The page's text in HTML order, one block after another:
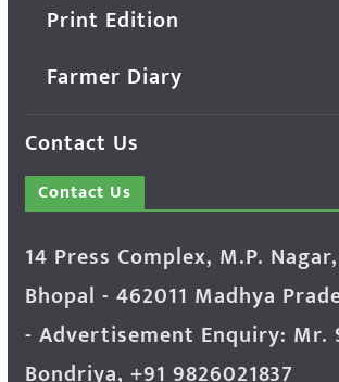
Print Edition
Farmer Diary
Contact Us
Contact Us
14 Press Complex, M.P.
Bhopal - 462011 Madhya
- Advertisement Enquiry: Mr.
Bondriya, +91 9826021837